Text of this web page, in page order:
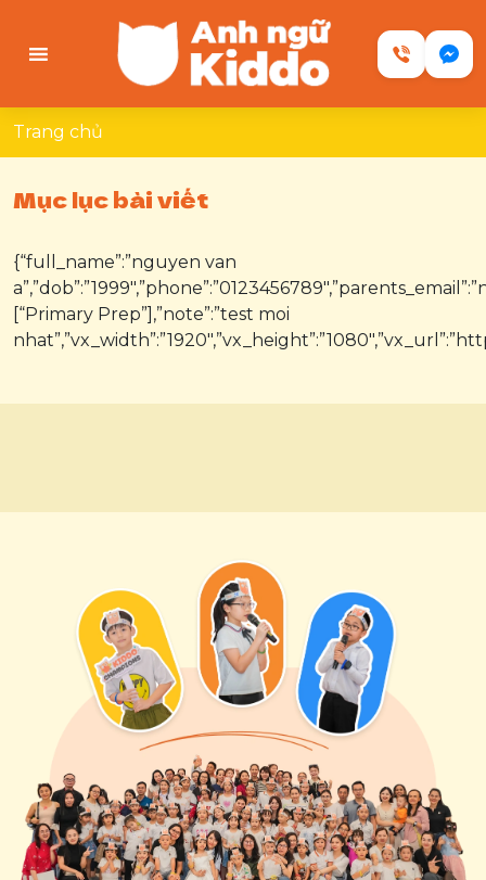
content
Anh ngữ toàn diện cho trẻ em
Chương trình học tại Kiddo kết hợp giáo
kỹ năng, tư duy logic và sự tự tin khi giao
Trang chủ
Mục lục bài viết
{“full_name”:”nguyen van
[“Primary Prep”],”note”:”test moi